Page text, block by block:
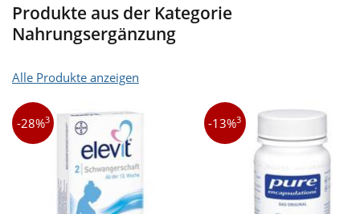
Produkte aus der Kategorie
Nahrungsergänzung
Alle Produkte anzeigen
-28%3 -13%3